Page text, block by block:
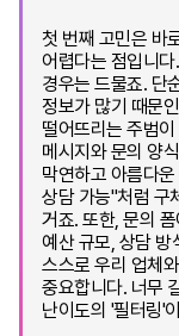
첫 번째 고민은 바
어렵다는 점입니
경우는 드물죠. 단
정보가 많기 때문
떨어뜨리는 주범
메시지와 문의 양
막연하고 아름다
상담 가능"처럼 구
거죠. 또한, 문의
예산 규모, 상담 방
스스로 우리 업체
중요합니다. 너무
난이도의 '필터링'